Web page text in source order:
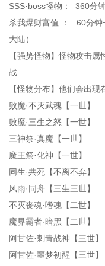
SSS·boss怪物： 360分
杀我爆财富值 ： 60分钟
大陆）
【强势怪物】怪物攻击
战
【怪物分布】他们会出
败魔·不灭武魂【一世】
败魔·三生之怒【一世】
三神祭·真魔【一世】
魔王祭·化神【一世】
同生·共死【不离不弃】
风雨·同舟【三生三世】
不灭丧魂·嗜魂【二世】
魔界霸者·暗黑【二世】
阿甘佐·刺青战神【三世】
阿甘佐·噩梦初醒【三世】